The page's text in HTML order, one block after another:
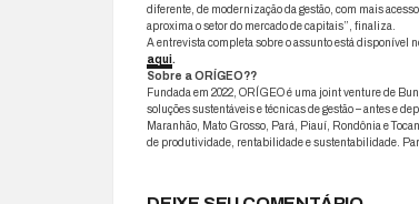
diferente, de modernização da gestão, com mais
aproxima o setor do mercado de capitais”, finaliza.
A entrevista completa sobre o assunto está disponível
aqui.
Sobre a ORÍGEO??
Fundada em 2022, ORÍGEO é uma joint venture de
soluções sustentáveis e técnicas de gestão – antes e
Maranhão, Mato Grosso, Pará, Piauí, Rondônia e
de produtividade, rentabilidade e sustentabilidade.